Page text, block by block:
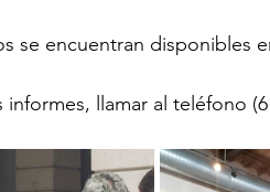
se encuentran disponibles
informes, llamar al teléfono